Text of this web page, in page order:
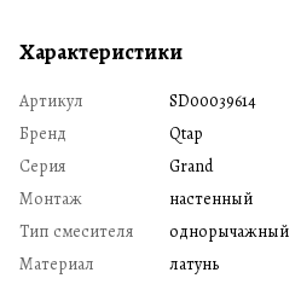
Характеристики
Артикул
SD00039614
Бренд
Qtap
Серия
Grand
Монтаж
настенный
Тип смесителя
однорычажный
Материал
латунь